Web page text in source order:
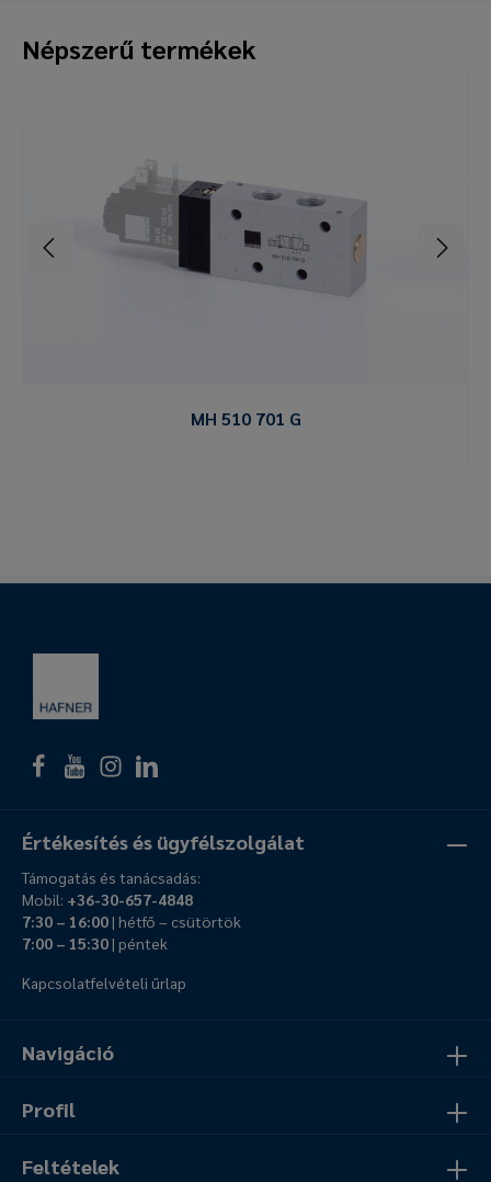
Népszerű termékek
MH 510 701 G
Navigáció
Profil
Feltételek
Értékesítés és ügyfélszolgálat
Támogatás és tanácsadás:
Mobil: +36-30-657-4848
7:30 – 16:00| hétfő – csütörtök
7:00 – 15:30| péntek
Kapcsolatfelvételi űrlap